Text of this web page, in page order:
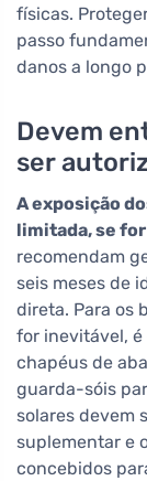
físicas.
passo
danos a longo
Devem
ser
A exposição
limitada, se
recomendam
seis meses de
direta. Para os
for inevitável,
chapéus de
guarda-sóis
solares devem
suplementar e
concebidos